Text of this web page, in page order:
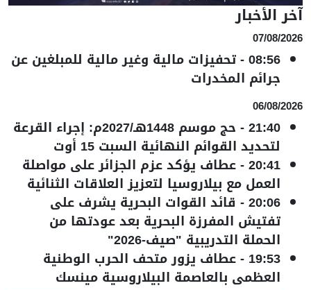
آخر الأخبار
07/08/2026
08:56
-تحفيزات مالية وغير مالية للمبلغين عن
جرائم المخدرات
06/08/2026
21:40
- حج موسم 1448هـ/2027م: إجراء القرعة
لتحديد القوائم النهائية السبت 15 أوت
20:41
-عطاف يؤكد عزم الجزائر على مواصلة
العمل مع بيلاروسيا لتعزيز العلاقات الثنائية
20:06
- قائد القوات البحرية يشرف على
تفتيش المفرزة البحرية بعد عودتها من
الحملة التدريبية "صيف-2026"
19:53
-عطاف يزور متحف الحرب الوطنية
العظمى بالعاصمة البيلاروسية مينسك